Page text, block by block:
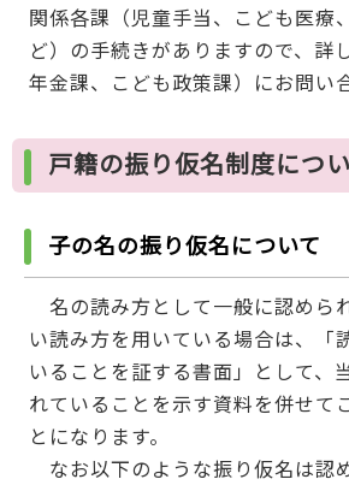
関係各課（児童手当、こども医療
ど）の手続きがありますので、詳
年金課、こども政策課）にお問い
戸籍の振り仮名制度につ
子の名の振り仮名について
名の読み方として一般に認めら
い読み方を用いている場合は、「
いることを証する書面」として、
れていることを示す資料を併せて
とになります。
なお以下のような振り仮名は認